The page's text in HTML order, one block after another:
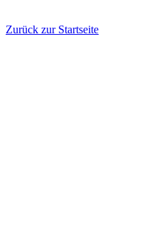
Zurück zur Startseite